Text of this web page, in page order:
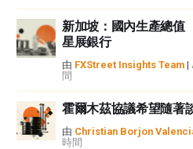
新加坡：國內生產總值
星展銀行
由 FXStreet Insights Team |
間
霍爾木茲協議希望隨著
由 Christian Borjon
時間